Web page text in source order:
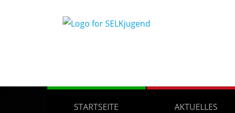
STARTSEITE AKTUELLES